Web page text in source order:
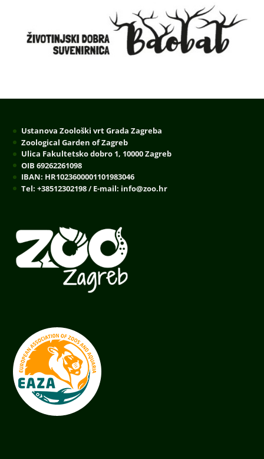
Ustanova Zoološki vrt Grada Zagreba
Zoological Garden of Zagreb
Ulica Fakultetsko dobro 1, 10000 Zagreb
OIB 69262261098
IBAN: HR1023600001101983046
Tel: +38512302198 / E-mail: info@zoo.hr